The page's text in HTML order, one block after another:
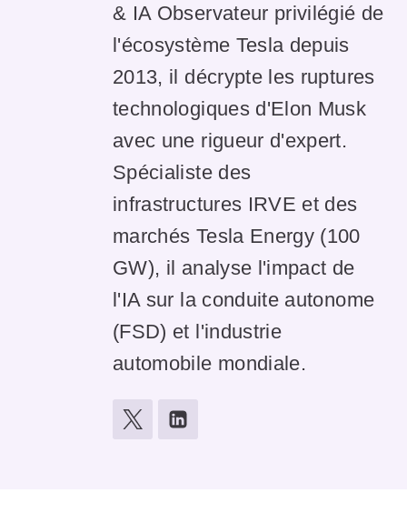
& IA Observateur privilégié de
l'écosystème Tesla depuis
2013, il décrypte les ruptures
technologiques d'Elon Musk
avec une rigueur d'expert.
Spécialiste des
infrastructures IRVE et des
marchés Tesla Energy (100
GW), il analyse l'impact de
l'IA sur la conduite autonome
(FSD) et l'industrie
automobile mondiale.